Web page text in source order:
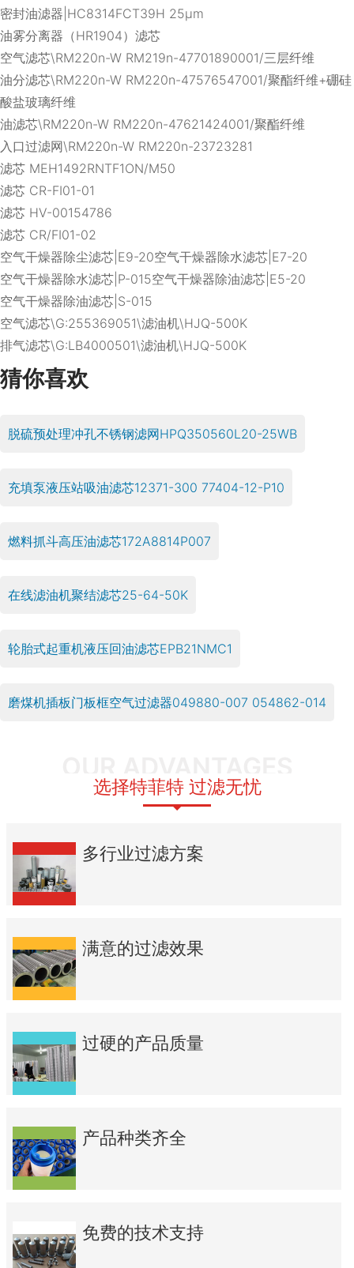
密封油滤器|HC8314FCT39H 25μm
油雾分离器（HR1904）滤芯
空气滤芯\RM220n-W RM219n-47701890001/三层纤维
油分滤芯\RM220n-W RM220n-47576547001/聚酯纤维+硼硅
酸盐玻璃纤维
油滤芯\RM220n-W RM220n-47621424001/聚酯纤维
入口过滤网\RM220n-W RM220n-23723281
滤芯 MEH1492RNTF1ON/M50
滤芯 CR-FI01-01
滤芯 HV-00154786
滤芯 CR/FI01-02
空气干燥器除尘滤芯|E9-20空气干燥器除水滤芯|E7-20
空气干燥器除水滤芯|P-015空气干燥器除油滤芯|E5-20
空气干燥器除油滤芯|S-015
空气滤芯\G:255369051\滤油机\HJQ-500K
排气滤芯\G:LB4000501\滤油机\HJQ-500K
猜你喜欢
脱硫预处理冲孔不锈钢滤网HPQ350560L20-25WB
充填泵液压站吸油滤芯12371-300 77404-12-P10
燃料抓斗高压油滤芯172A8814P007
在线滤油机聚结滤芯25-64-50K
轮胎式起重机液压回油滤芯EPB21NMC1
磨煤机插板门板框空气过滤器049880-007 054862-014
选择特菲特 过滤无忧
多行业过滤方案
满意的过滤效果
过硬的产品质量
产品种类齐全
免费的技术支持